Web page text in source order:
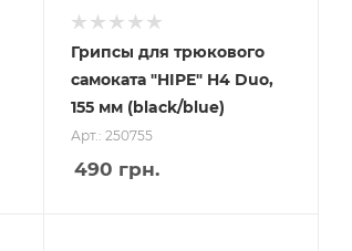
Грипсы для трюкового
самоката "HIPE" H4 Duo,
155 мм (black/blue)
Арт.: 250755
490 грн.